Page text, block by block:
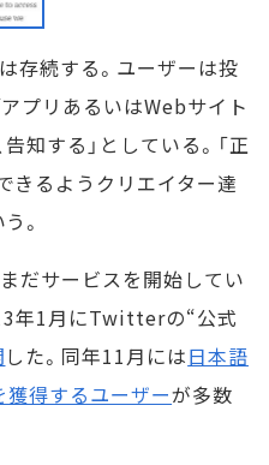
存続する。ユーザーは投
プリあるいはWebサイト
知する」としている。「正
きるようクリエイター達
。
サービスを開始してい
年1月にTwitterの“公式
した。同年11月には日本語
獲得するユーザーが多数